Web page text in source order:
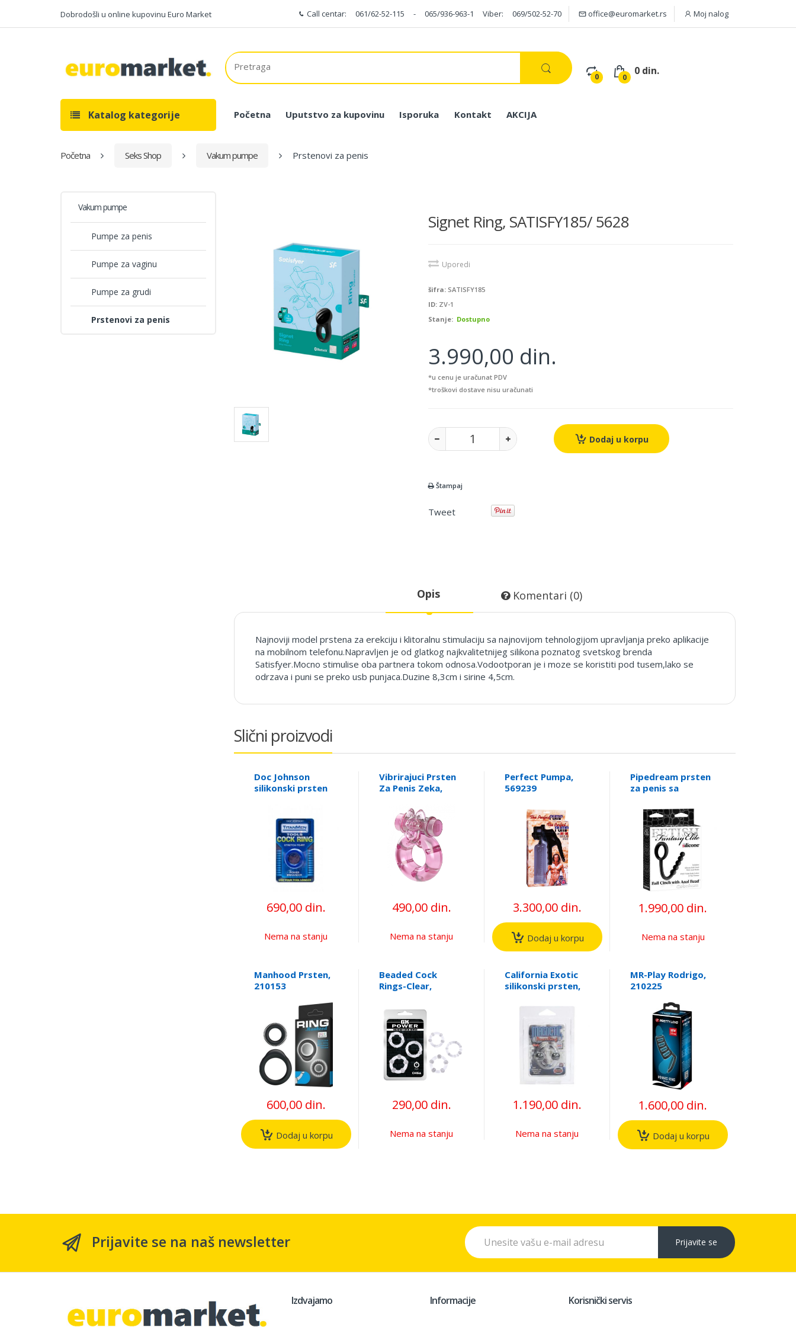
Dobrodošli u online kupovinu Euro Market Call centar: 061/62-52-115 - 065/936-963-1 Viber: 069/502-52-70 office@euromarket.rs Moj nalog
0 0
0 din.
Katalog kategorije Početna Uputstvo za kupovinu Isporuka Kontakt AKCIJA
Početna Seks Shop Vakum pumpe Prstenovi za penis
Vakum pumpe
Pumpe za penis
Pumpe za vaginu
Pumpe za grudi
Prstenovi za penis
Signet Ring, SATISFY185/ 5628
Uporedi
šifra: SATISFY185
ID: ZV-1
Stanje: Dostupno
3.990,00 din.
*u cenu je uračunat PDV
*troškovi dostave nisu uračunati
Dodaj u korpu
Štampaj
Tweet
Opis Komentari (0)
Najnoviji model prstena za erekciju i klitoralnu stimulaciju sa najnovijom tehnologijom upravljanja preko aplikacije
na mobilnom telefonu.Napravljen je od glatkog najkvalitetnijeg silikona poznatog svetskog brenda
Satisfyer.Mocno stimulise oba partnera tokom odnosa.Vodootporan je i moze se koristiti pod tusem,lako se
odrzava i puni se preko usb punjaca.Duzine 8,3cm i sirine 4,5cm.
Slični proizvodi
Doc Johnson
silikonski prsten
690,00 din.
Nema na stanju
Vibrirajuci Prsten
Za Penis Zeka,
490,00 din.
Nema na stanju
Perfect Pumpa,
569239
3.300,00 din.
Dodaj u korpu
Pipedream prsten
za penis sa
PIPE457323
1.990,00 din.
Nema na stanju
Manhood Prsten,
210153
600,00 din.
Dodaj u korpu
Beaded Cock
Rings-Clear,
290,00 din.
Nema na stanju
California Exotic
silikonski prsten,
1.190,00 din.
Nema na stanju
MR-Play Rodrigo,
210225
1.600,00 din.
Dodaj u korpu
Prijavite se na naš newsletter Prijavite se
Izdvajamo Informacije Korisnički servis